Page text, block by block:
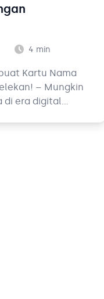
4 min
Kartu Nama
– Mungkin
di era digital